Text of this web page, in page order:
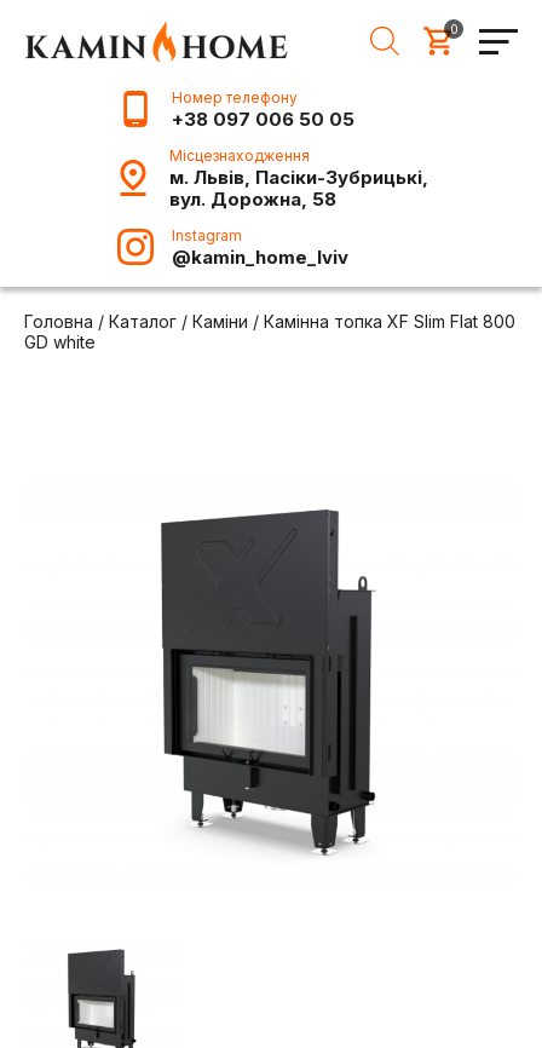
0
Номер телефону
+38 097 006 50 05
Місцезнаходження
м. Львів, Пасіки-Зубрицькі,
вул. Дорожна, 58
Instagram
@kamin_home_lviv
Головна / Каталог / Каміни / Камінна топка XF Slim Flat 800
GD white